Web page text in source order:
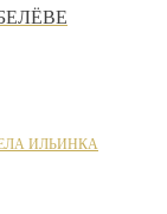
ИЛЬИНКА